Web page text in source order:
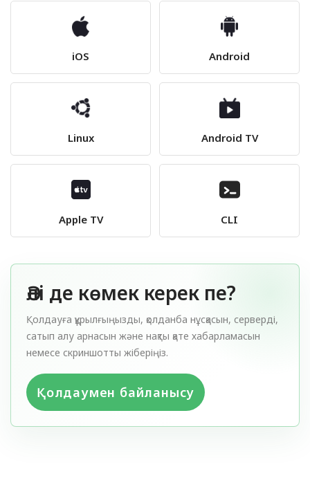
iOS Android
Linux Android TV
Apple TV CLI
Әлі де көмек керек пе?
Қолдауға құрылғыңызды, қолданба нұсқасын, серверді,
сатып алу арнасын және нақты қате хабарламасын
немесе скриншотты жіберіңіз.
Қолдаумен байланысу